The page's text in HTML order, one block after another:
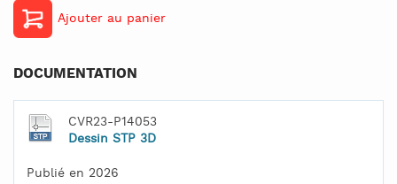
Ajouter au panier
DOCUMENTATION
CVR23-P14053
Dessin STP 3D
Publié en 2026